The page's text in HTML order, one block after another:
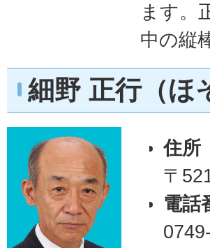
ます。
中の縦
細野 正行（ほ
住所
〒
電話